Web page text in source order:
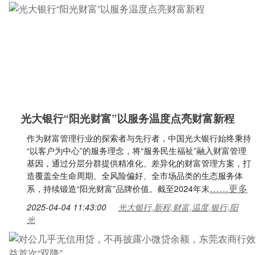
光大银行“阳光财富”以服务温度点亮财富新程
作为财富管理行业的探索者与先行者，中国光大银行始终秉持
“以客户为中心”的服务理念，将“服务民生福祉”融入财富管理
基因，通过分层分群提供精准化、差异化的财富管理方案，打
造覆盖全生命周期、全风险偏好、全市场品类的生态服务体
系，持续锻造“阳光财富”品牌价值。截至2024年末……更多
2025-04-04 11:43:00
光大银行,新程,财富,温度,银行,阳
光